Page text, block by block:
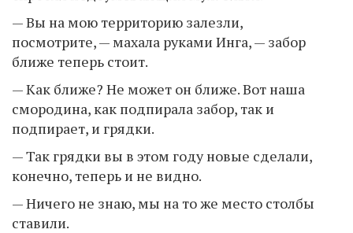
— Вы на мою территорию залезли,
посмотрите, — махала руками Инга, — забор
ближе теперь стоит.
— Как ближе? Не может он ближе. Вот наша
смородина, как подпирала забор, так и
подпирает, и грядки.
— Так грядки вы в этом году новые сделали,
конечно, теперь и не видно.
— Ничего не знаю, мы на то же место столбы
ставили.